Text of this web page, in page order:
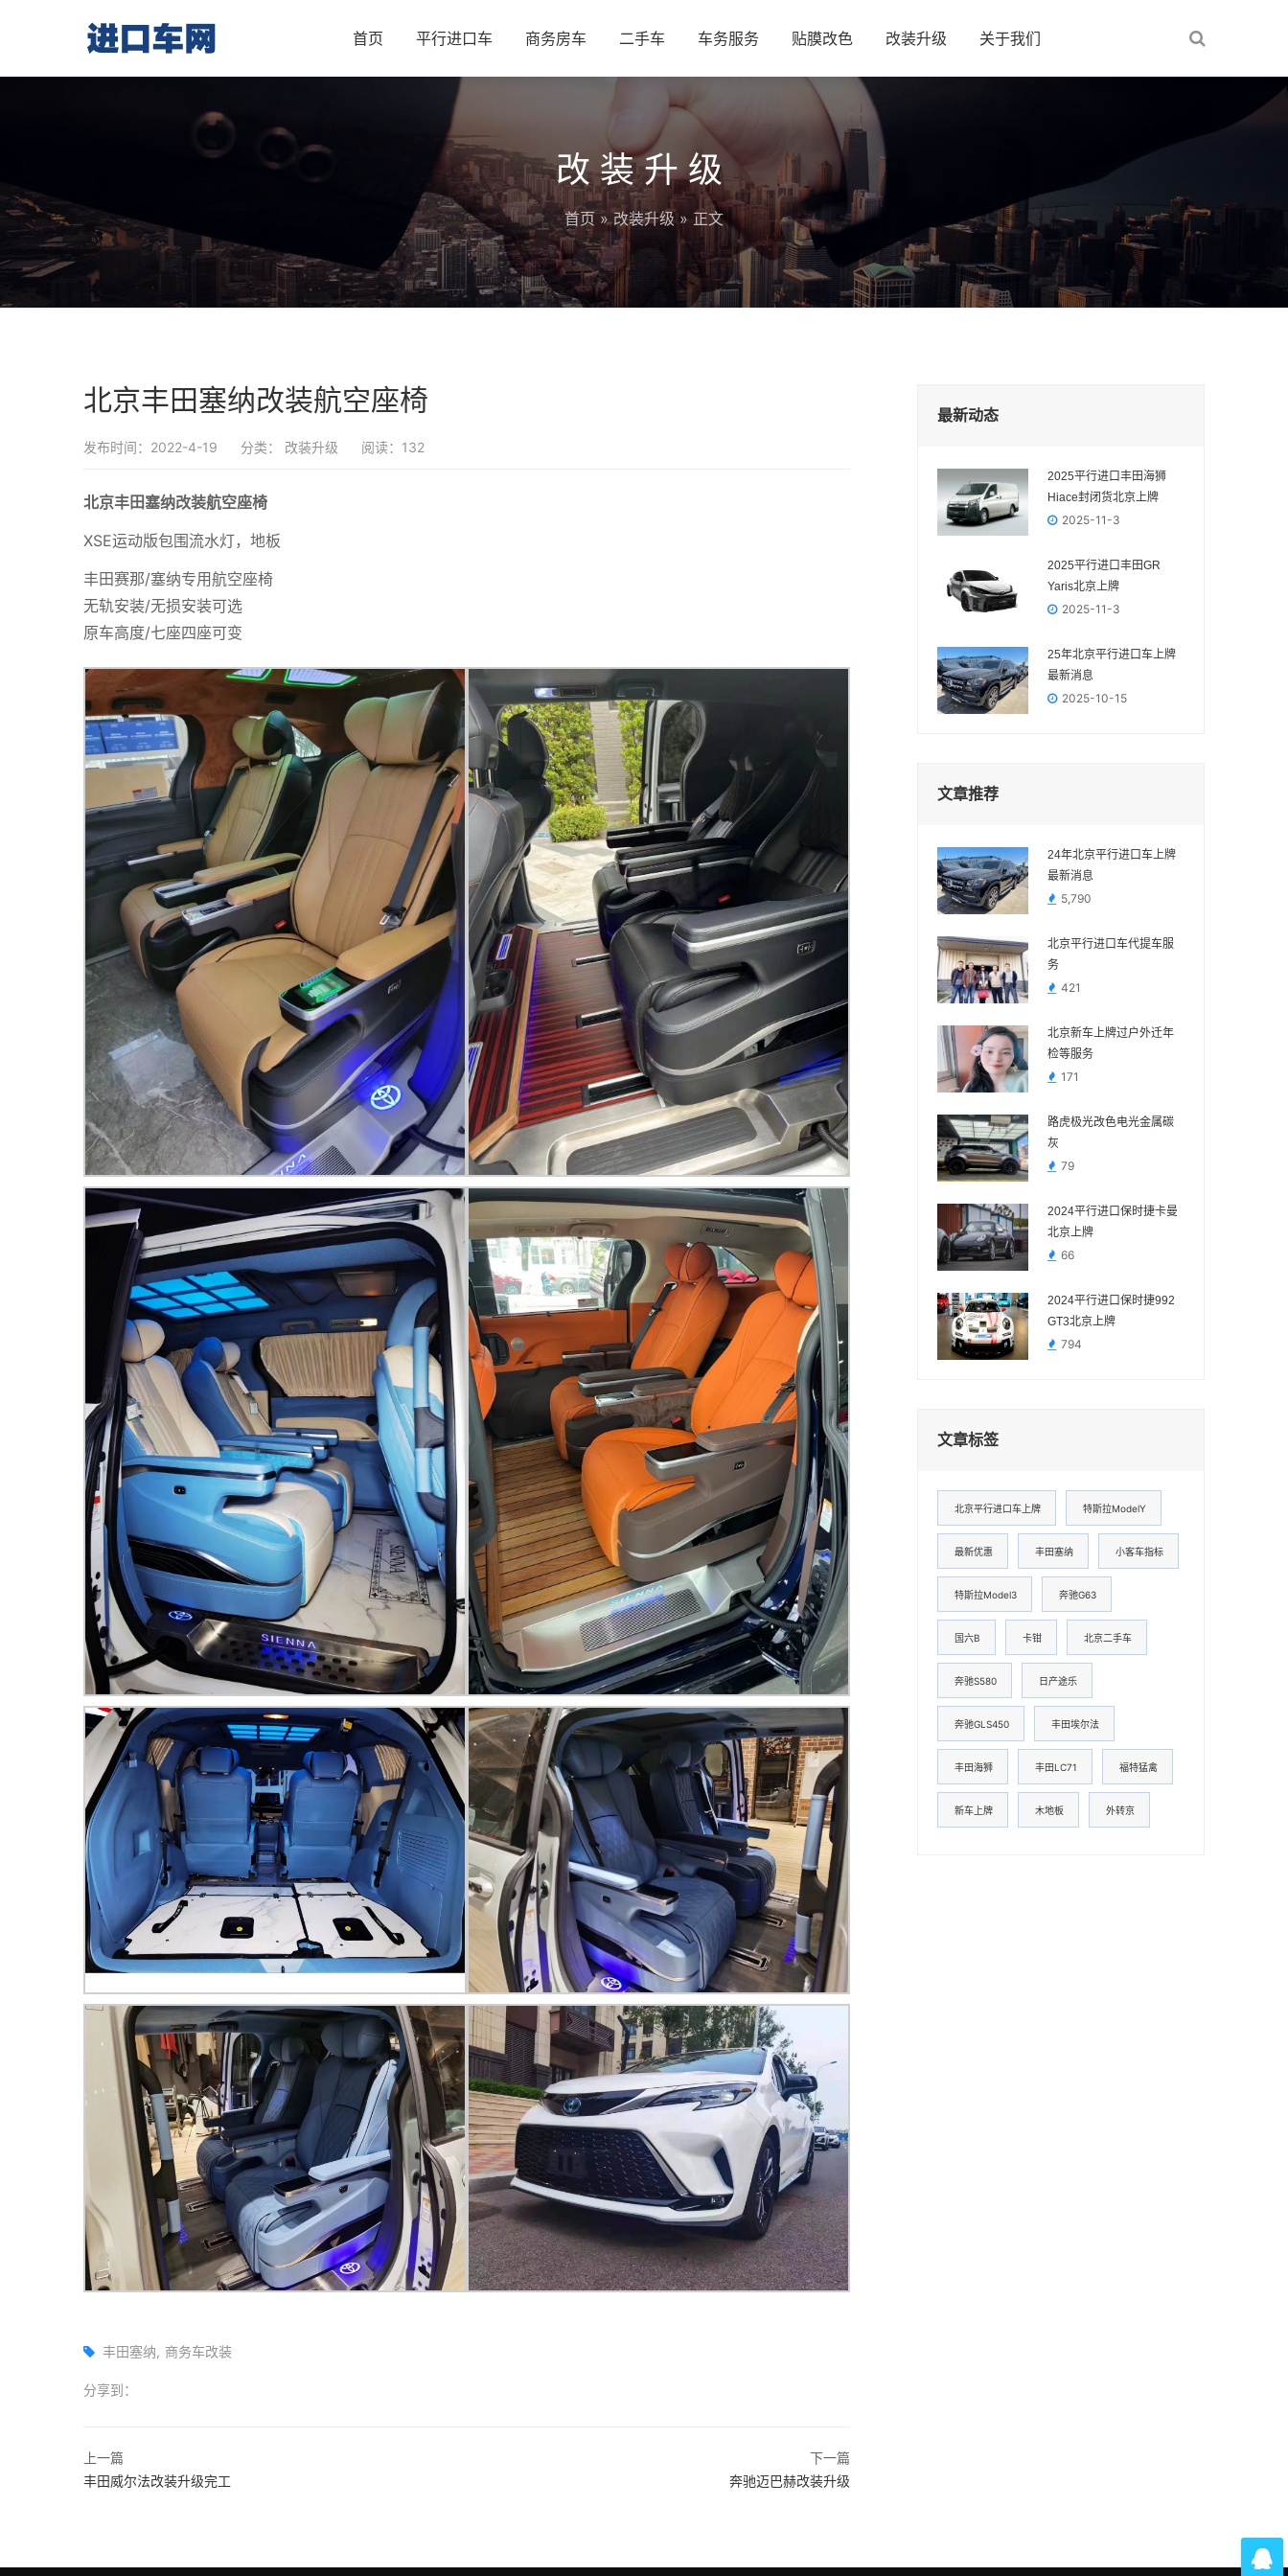
首页 平行进口车 商务房车 二手车 车务服务 贴膜改色 改装升级 关于我们
改装升级
首页 »改装升级» 正文
北京丰田塞纳改装航空座椅
发布时间：2022-4-19 分类： 改装升级 阅读：132
北京丰田塞纳改装航空座椅
XSE运动版包围流水灯，地板
丰田赛那/塞纳专用航空座椅
无轨安装/无损安装可选
原车高度/七座四座可变
丰田塞纳 商务车改装
分享到：
上一篇
丰田威尔法改装升级完工
下一篇
奔驰迈巴赫改装升级
最新动态
2025平行进口丰田海狮
Hiace封闭货北京上牌
2025-11-3
2025平行进口丰田GR
Yaris‌北京上牌
2025-11-3
25年北京平行进口车上牌
最新消息
2025-10-15
文章推荐
24年北京平行进口车上牌
最新消息
5,790
北京平行进口车代提车服
务
421
北京新车上牌过户外迁年
检等服务
171
路虎极光改色电光金属碳
灰
79
2024平行进口保时捷卡曼
北京上牌
66
2024平行进口保时捷992
GT3北京上牌
794
文章标签
北京平行进口车上牌 特斯拉ModelY
最新优惠 丰田塞纳 小客车指标
特斯拉Model3 奔驰G63
国六B 卡钳 北京二手车
奔驰S580 日产途乐
奔驰GLS450 丰田埃尔法
丰田海狮 丰田LC71 福特猛禽
新车上牌 木地板 外转京